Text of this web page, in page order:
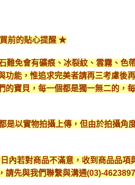
前的貼心提醒 ★
難免會有礦痕、冰裂紋、雲霧、色
功能，惟追求完美者請再三考慮後
的寶貝，每一個都是獨一無二的，
是以實物拍攝上傳，但由於拍攝角
內若對商品不滿意，收到商品品
請先與我們聯繫與溝通(03)-